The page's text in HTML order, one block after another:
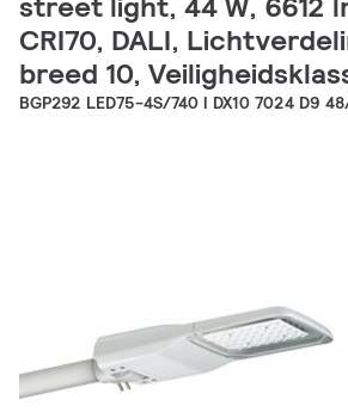
CRI70, DALI,
breed 10,
BGP292 LED75-4S/740 I DX10 7024 D9